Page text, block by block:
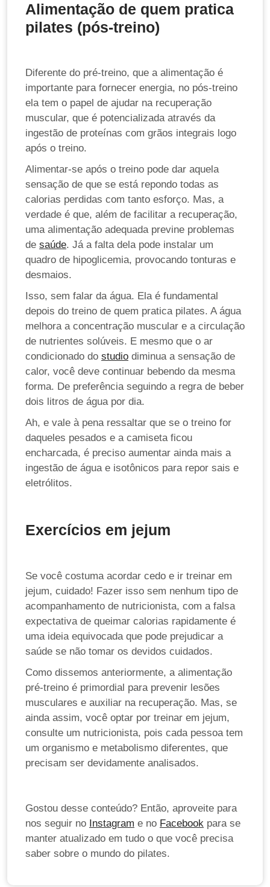
Alimentação de quem pratica
pilates (pós-treino)
Diferente do pré-treino, que a alimentação é
importante para fornecer energia, no pós-treino
ela tem o papel de ajudar na recuperação
muscular, que é potencializada através da
ingestão de proteínas com grãos integrais logo
após o treino.
Alimentar-se após o treino pode dar aquela
sensação de que se está repondo todas as
calorias perdidas com tanto esforço. Mas, a
verdade é que, além de facilitar a recuperação,
uma alimentação adequada previne problemas
de saúde. Já a falta dela pode instalar um
quadro de hipoglicemia, provocando tonturas e
desmaios.
Isso, sem falar da água. Ela é fundamental
depois do treino de quem pratica pilates. A água
melhora a concentração muscular e a circulação
de nutrientes solúveis. E mesmo que o ar
condicionado do studio diminua a sensação de
calor, você deve continuar bebendo da mesma
forma. De preferência seguindo a regra de beber
dois litros de água por dia.
Ah, e vale à pena ressaltar que se o treino for
daqueles pesados e a camiseta ficou
encharcada, é preciso aumentar ainda mais a
ingestão de água e isotônicos para repor sais e
eletrólitos.
Exercícios em jejum
Se você costuma acordar cedo e ir treinar em
jejum, cuidado! Fazer isso sem nenhum tipo de
acompanhamento de nutricionista, com a falsa
expectativa de queimar calorias rapidamente é
uma ideia equivocada que pode prejudicar a
saúde se não tomar os devidos cuidados.
Como dissemos anteriormente, a alimentação
pré-treino é primordial para prevenir lesões
musculares e auxiliar na recuperação. Mas, se
ainda assim, você optar por treinar em jejum,
consulte um nutricionista, pois cada pessoa tem
um organismo e metabolismo diferentes, que
precisam ser devidamente analisados.
Gostou desse conteúdo? Então, aproveite para
nos seguir no Instagram e no Facebook para se
manter atualizado em tudo o que você precisa
saber sobre o mundo do pilates.